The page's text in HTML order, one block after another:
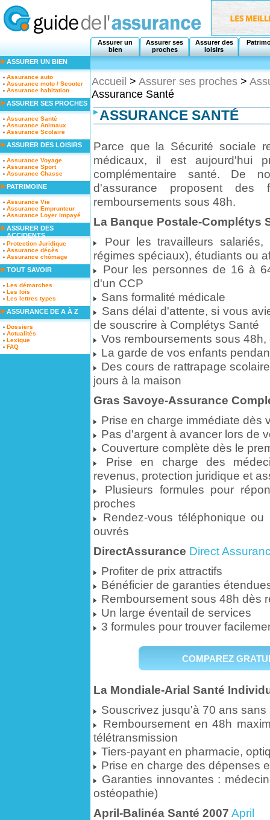
Assurer un
bien
Assurer ses
proches
Assurer des
loisirs
Accueil > Assurer ses proches >
Assurance Santé
ASSURANCE SANTÉ
Parce que la Sécurité sociale
médicaux, il est aujourd'hui
complémentaire santé. De
d'assurance proposent des
remboursements sous 48h.
La Banque Postale-Complétys
Pour les travailleurs salariés,
régimes spéciaux), étudiants ou
Pour les personnes de 16 à
d'un CCP
Sans formalité médicale
Sans délai d'attente, si vous
de souscrire à Complétys Santé
Vos remboursements sous
La garde de vos enfants
Des cours de rattrapage
jours à la maison
Gras Savoye-Assurance
Prise en charge immédiate dès
Pas d'argent à avancer lors de
Couverture complète dès le
Prise en charge des
revenus, protection juridique et
Plusieurs formules pour
proches
Rendez-vous téléphonique
ouvrés
DirectAssurance Direct
Profiter de prix attractifs
Bénéficier de garanties
Remboursement sous 48h dès
Un large éventail de services
3 formules pour trouver
COMPAREZ
La Mondiale-Arial Santé
Souscrivez jusqu'à 70 ans
Remboursement en 48h
télétransmission
Tiers-payant en pharmacie,
Prise en charge des dépenses
Garanties innovantes :
ostéopathie)
April-Balinéa Santé 2007 April
ASSURER UN BIEN
Assurance auto
Assurance moto / Scooter
Assurance habitation
ASSURER SES PROCHES
Assurance Santé
Assurance Animaux
Assurance Scolaire
ASSURER DES LOISIRS
Assurance Voyage
Assurance Sport
Assurance Chasse
PATRIMOINE
Assurance Vie
Assurance Emprunteur
Assurance Loyer impayé
ASSURER DES
ACCIDENTS
Protection Juridique
Assurance décès
Assurance chômage
TOUT SAVOIR
Les démarches
Les lois
Les lettres types
ASSURANCE DE A À Z
Dossiers
Actualités
Lexique
FAQ